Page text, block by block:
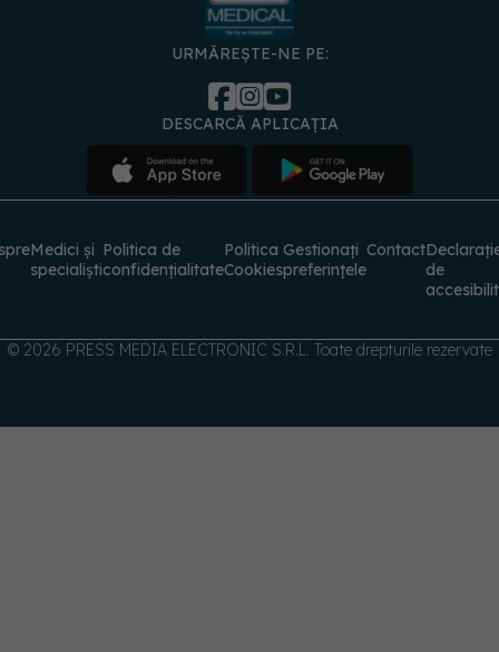
URMĂREȘTE-NE PE:
DESCARCĂ APLICAȚIA
specialiști confidențialitate Cookies preferințele
de